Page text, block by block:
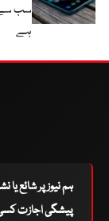
سب سے
ہے
ہم نیوز پر شائع یا
پیشگی اجازت